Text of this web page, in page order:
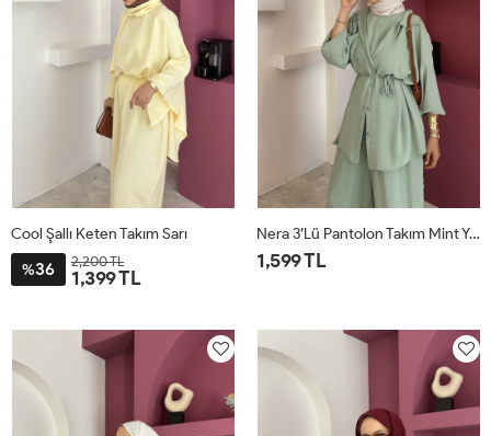
Cool Şallı Keten Takım Sarı
%36 2,200 TL
1,399 TL
Nera 3’lü Pantolon Takım Mint Yeşili
1,599 TL